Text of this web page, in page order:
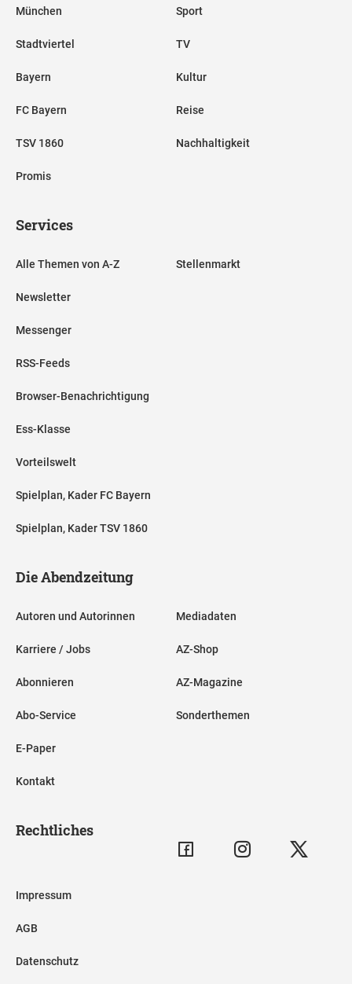
München
Stadtviertel
Bayern
FC Bayern
TSV 1860
Promis
Sport
TV
Kultur
Reise
Nachhaltigkeit
Services
Alle Themen von A-Z
Newsletter
Messenger
RSS-Feeds
Browser-Benachrichtigung
Ess-Klasse
Vorteilswelt
Spielplan, Kader FC Bayern
Spielplan, Kader TSV 1860
Stellenmarkt
Die Abendzeitung
Autoren und Autorinnen
Karriere / Jobs
Abonnieren
Abo-Service
E-Paper
Kontakt
Mediadaten
AZ-Shop
AZ-Magazine
Sonderthemen
Rechtliches
Impressum
AGB
Datenschutz